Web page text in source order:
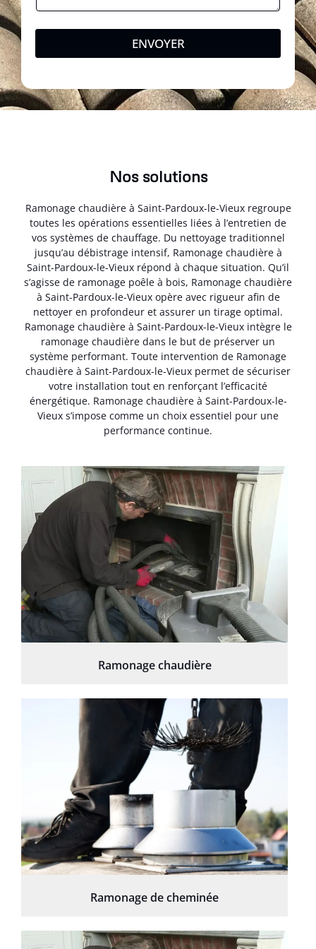
ENVOYER
Nos solutions
Ramonage chaudière à Saint-Pardoux-le-Vieux regroupe
toutes les opérations essentielles liées à l’entretien de
vos systèmes de chauffage. Du nettoyage traditionnel
jusqu’au débistrage intensif, Ramonage chaudière à
Saint-Pardoux-le-Vieux répond à chaque situation. Qu’il
s’agisse de ramonage poêle à bois, Ramonage chaudière
à Saint-Pardoux-le-Vieux opère avec rigueur afin de
nettoyer en profondeur et assurer un tirage optimal.
Ramonage chaudière à Saint-Pardoux-le-Vieux intègre le
ramonage chaudière dans le but de préserver un
système performant. Toute intervention de Ramonage
chaudière à Saint-Pardoux-le-Vieux permet de sécuriser
votre installation tout en renforçant l’efficacité
énergétique. Ramonage chaudière à Saint-Pardoux-le-
Vieux s’impose comme un choix essentiel pour une
performance continue.
Ramonage chaudière
Ramonage de cheminée